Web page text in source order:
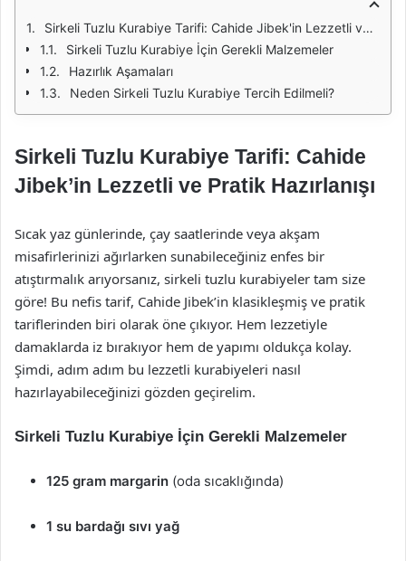
Sirkeli Tuzlu Kurabiye Tarifi: Cahide Jibek'in Lezzetli ve Pratik Hazırlanışı
Sirkeli Tuzlu Kurabiye İçin Gerekli Malzemeler
Hazırlık Aşamaları
Neden Sirkeli Tuzlu Kurabiye Tercih Edilmeli?
Sirkeli Tuzlu Kurabiye Tarifi: Cahide
Jibek’in Lezzetli ve Pratik Hazırlanışı
Sıcak yaz günlerinde, çay saatlerinde veya akşam
misafirlerinizi ağırlarken sunabileceğiniz enfes bir
atıştırmalık arıyorsanız, sirkeli tuzlu kurabiyeler tam size
göre! Bu nefis tarif, Cahide Jibek’in klasikleşmiş ve pratik
tariflerinden biri olarak öne çıkıyor. Hem lezzetiyle
damaklarda iz bırakıyor hem de yapımı oldukça kolay.
Şimdi, adım adım bu lezzetli kurabiyeleri nasıl
hazırlayabileceğinizi gözden geçirelim.
Sirkeli Tuzlu Kurabiye İçin Gerekli Malzemeler
125 gram margarin (oda sıcaklığında)
1 su bardağı sıvı yağ